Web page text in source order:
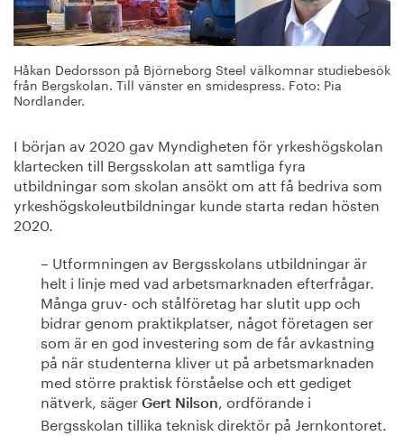
Håkan Dedorsson på Björneborg Steel välkomnar studiebesök
från Bergskolan. Till vänster en smidespress. Foto: Pia
Nordlander.
I början av 2020 gav Myndigheten för yrkeshögskolan
klartecken till Bergsskolan att samtliga fyra
utbildningar som skolan ansökt om att få bedriva som
yrkeshögskoleutbildningar kunde starta redan hösten
2020.
– Utformningen av Bergsskolans utbildningar är
helt i linje med vad arbetsmarknaden efterfrågar.
Många gruv- och stålföretag har slutit upp och
bidrar genom praktikplatser, något företagen ser
som är en god investering som de får avkastning
på när studenterna kliver ut på arbetsmarknaden
med större praktisk förståelse och ett gediget
nätverk, säger Gert Nilson, ordförande i
Bergsskolan tillika teknisk direktör på Jernkontoret.